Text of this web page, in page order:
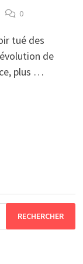
0
tué des
de
plus …